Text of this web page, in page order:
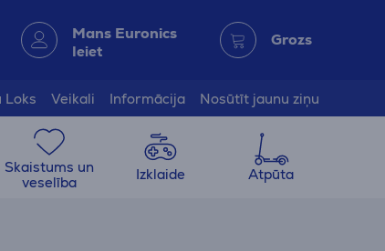
Mans Euronics
Ieiet
Grozs
Loks Veikali Informācija Nosūtīt jaunu ziņu
Skaistums un
veselība
Izklaide Atpūta